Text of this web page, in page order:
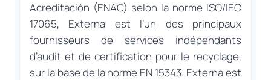
Acreditación (ENAC) selon la norme ISO/IEC
17065, Externa est l’un des principaux
fournisseurs de services indépendants
d’audit et de certification pour le recyclage,
sur la base de la norme EN 15343. Externa est